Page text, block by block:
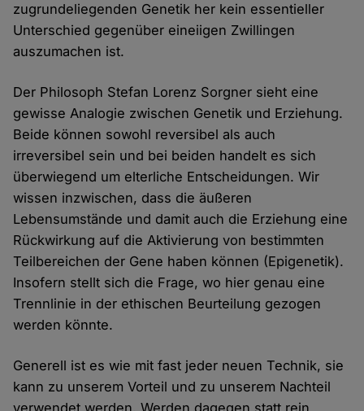
zugrundeliegenden Genetik her kein essentieller
Unterschied gegenüber eineiigen Zwillingen
auszumachen ist.
Der Philosoph Stefan Lorenz Sorgner sieht eine
gewisse Analogie zwischen Genetik und Erziehung.
Beide können sowohl reversibel als auch
irreversibel sein und bei beiden handelt es sich
überwiegend um elterliche Entscheidungen. Wir
wissen inzwischen, dass die äußeren
Lebensumstände und damit auch die Erziehung eine
Rückwirkung auf die Aktivierung von bestimmten
Teilbereichen der Gene haben können (Epigenetik).
Insofern stellt sich die Frage, wo hier genau eine
Trennlinie in der ethischen Beurteilung gezogen
werden könnte.
Generell ist es wie mit fast jeder neuen Technik, sie
kann zu unserem Vorteil und zu unserem Nachteil